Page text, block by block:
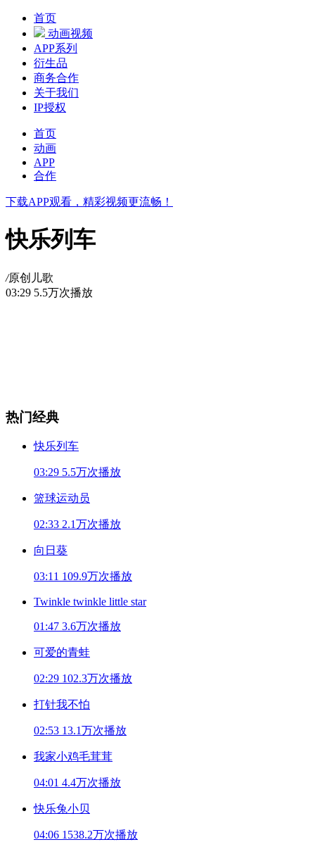
首页
动画视频
APP系列
衍生品
商务合作
关于我们
IP授权
首页
动画
APP
合作
下载APP观看，精彩视频更流畅！
快乐列车
/原创儿歌
03:29 5.5万次播放
热门经典
快乐列车
03:29 5.5万次播放
篮球运动员
02:33 2.1万次播放
向日葵
03:11 109.9万次播放
Twinkle twinkle little star
01:47 3.6万次播放
可爱的青蛙
02:29 102.3万次播放
打针我不怕
02:53 13.1万次播放
我家小鸡毛茸茸
04:01 4.4万次播放
快乐兔小贝
04:06 1538.2万次播放